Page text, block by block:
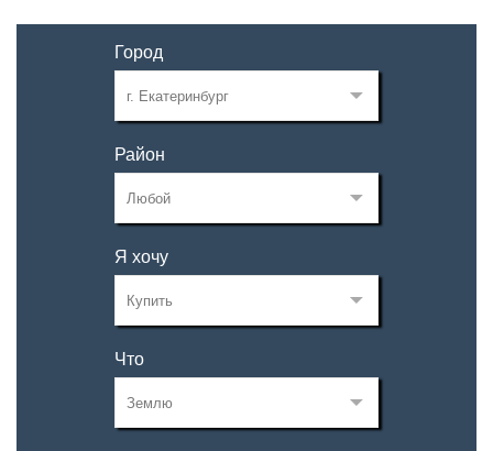
Город
Район
Я хочу
Что